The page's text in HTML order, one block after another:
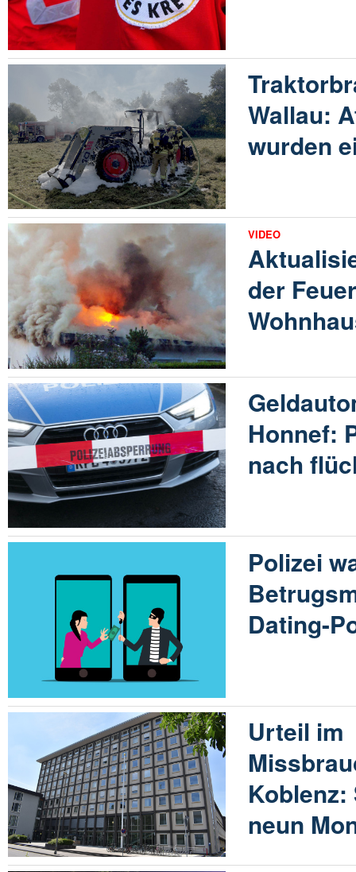
Wallau:
wurden
VIDEO
der
Honnef:
nach
Polizei
Dating-
Urteil im
neun